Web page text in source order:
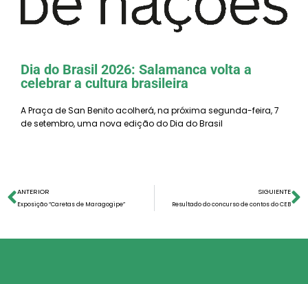
Dia do Brasil 2026: Salamanca volta a
celebrar a cultura brasileira
A Praça de San Benito acolherá, na próxima segunda-feira, 7
de setembro, uma nova edição do Dia do Brasil
ANTERIOR
Exposição “Caretas de Maragogipe”
SIGUIENTE
Resultado do concurso de contos do CEB